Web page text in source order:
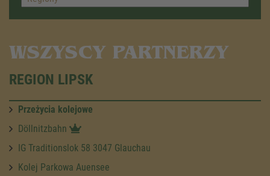
WSZYSCY PARTNERZY
REGION LIPSK
Przeżycia kolejowe
Döllnitzbahn
IG Traditionslok 58 3047 Glauchau
Kolej Parkowa Auensee